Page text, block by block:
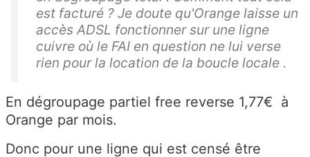
est facturé ? Je doute qu'Orange laisse un
accès ADSL fonctionner sur une ligne
cuivre où le FAI en question ne lui verse
rien pour la location de la boucle locale .
En dégroupage partiel free reverse 1,77€ à
Orange par mois.
Donc pour une ligne qui est censé être